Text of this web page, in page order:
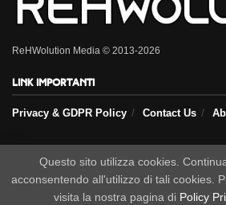
ReHWolution Media © 2013-2026
Link importanti
Privacy & GDPR Policy Contact Us
Seguici sui nostri social
Questo sito utilizza cookies.
acconsentendo all'utilizzo di tali cookies.
visita la nostra pagina di Policy